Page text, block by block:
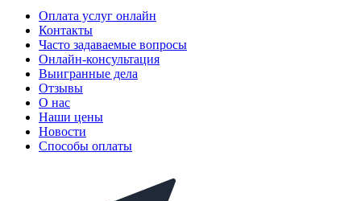
Оплата услуг онлайн
Контакты
Часто задаваемые вопросы
Онлайн-консультация
Выигранные дела
Отзывы
О нас
Наши цены
Новости
Способы оплаты